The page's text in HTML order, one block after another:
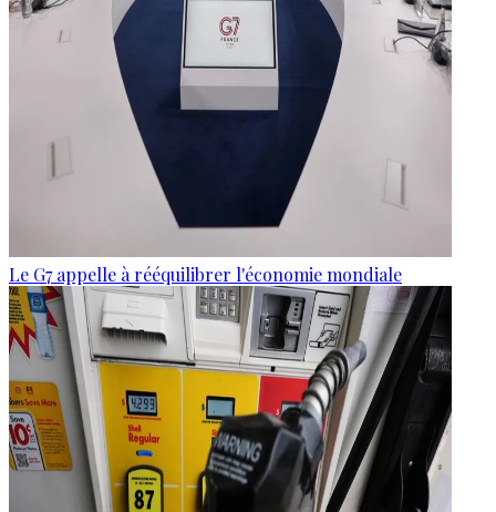
Le G7 appelle à rééquilibrer l'économie mondiale